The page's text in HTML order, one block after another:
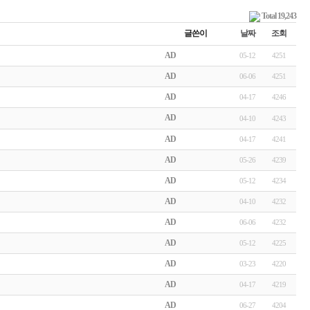
Total 19,243
글쓴이
날짜 조회
AD 05-12 4251
AD 06-06 4251
AD 04-17 4246
AD 04-10 4243
AD 04-17 4241
AD 05-26 4239
AD 05-12 4234
AD 04-10 4232
AD 06-06 4232
AD 05-12 4225
AD 03-23 4220
AD 04-17 4219
AD 06-27 4204